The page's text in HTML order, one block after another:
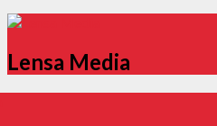
Lensa Media